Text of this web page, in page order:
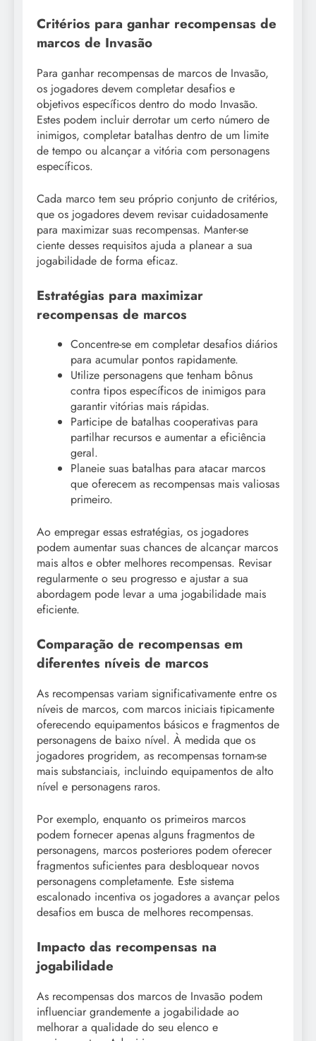
Critérios para ganhar recompensas de
marcos de Invasão
Para ganhar recompensas de marcos de Invasão,
os jogadores devem completar desafios e
objetivos específicos dentro do modo Invasão.
Estes podem incluir derrotar um certo número de
inimigos, completar batalhas dentro de um limite
de tempo ou alcançar a vitória com personagens
específicos.
Cada marco tem seu próprio conjunto de critérios,
que os jogadores devem revisar cuidadosamente
para maximizar suas recompensas. Manter-se
ciente desses requisitos ajuda a planear a sua
jogabilidade de forma eficaz.
Estratégias para maximizar
recompensas de marcos
Concentre-se em completar desafios diários
para acumular pontos rapidamente.
Utilize personagens que tenham bônus
contra tipos específicos de inimigos para
garantir vitórias mais rápidas.
Participe de batalhas cooperativas para
partilhar recursos e aumentar a eficiência
geral.
Planeie suas batalhas para atacar marcos
que oferecem as recompensas mais valiosas
primeiro.
Ao empregar essas estratégias, os jogadores
podem aumentar suas chances de alcançar marcos
mais altos e obter melhores recompensas. Revisar
regularmente o seu progresso e ajustar a sua
abordagem pode levar a uma jogabilidade mais
eficiente.
Comparação de recompensas em
diferentes níveis de marcos
As recompensas variam significativamente entre os
níveis de marcos, com marcos iniciais tipicamente
oferecendo equipamentos básicos e fragmentos de
personagens de baixo nível. À medida que os
jogadores progridem, as recompensas tornam-se
mais substanciais, incluindo equipamentos de alto
nível e personagens raros.
Por exemplo, enquanto os primeiros marcos
podem fornecer apenas alguns fragmentos de
personagens, marcos posteriores podem oferecer
fragmentos suficientes para desbloquear novos
personagens completamente. Este sistema
escalonado incentiva os jogadores a avançar pelos
desafios em busca de melhores recompensas.
Impacto das recompensas na
jogabilidade
As recompensas dos marcos de Invasão podem
influenciar grandemente a jogabilidade ao
melhorar a qualidade do seu elenco e